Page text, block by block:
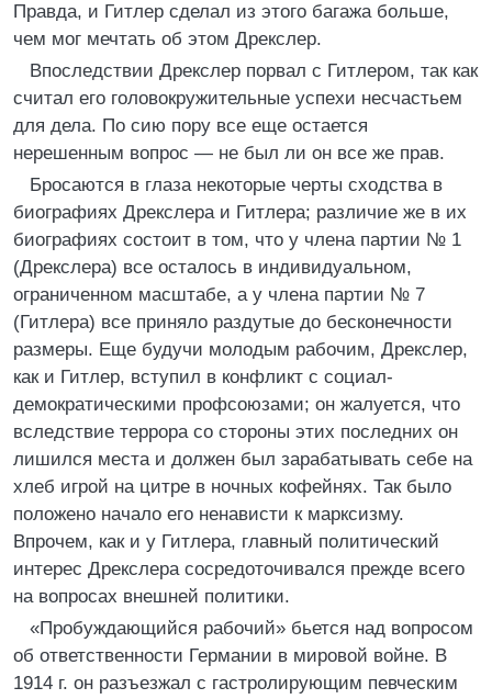
Правда, и Гитлер сделал из этого багажа больше,
чем мог мечтать об этом Дрекслер.
Впоследствии Дрекслер порвал с Гитлером, так как
считал его головокружительные успехи несчастьем
для дела. По сию пору все еще остается
нерешенным вопрос — не был ли он все же прав.
Бросаются в глаза некоторые черты сходства в
биографиях Дрекслера и Гитлера; различие же в их
биографиях состоит в том, что у члена партии № 1
(Дрекслера) все осталось в индивидуальном,
ограниченном масштабе, а у члена партии № 7
(Гитлера) все приняло раздутые до бесконечности
размеры. Еще будучи молодым рабочим, Дрекслер,
как и Гитлер, вступил в конфликт с социал-
демократическими профсоюзами; он жалуется, что
вследствие террора со стороны этих последних он
лишился места и должен был зарабатывать себе на
хлеб игрой на цитре в ночных кофейнях. Так было
положено начало его ненависти к марксизму.
Впрочем, как и у Гитлера, главный политический
интерес Дрекслера сосредоточивался прежде всего
на вопросах внешней политики.
«Пробуждающийся рабочий» бьется над вопросом
об ответственности Германии в мировой войне. В
1914 г. он разъезжал с гастролирующим певческим